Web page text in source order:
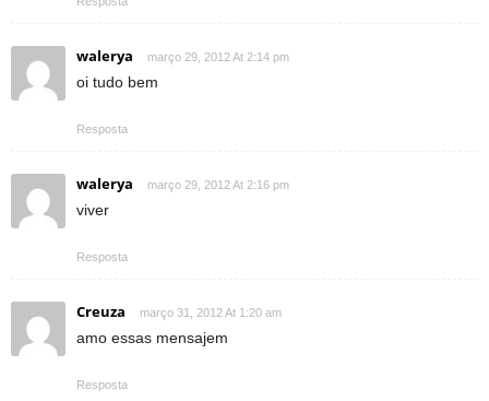
walerya março 29, 2012 At 2:14 pm
oi tudo bem
Resposta
walerya março 29, 2012 At 2:16 pm
viver
Resposta
Creuza março 31, 2012 At 1:20 am
amo essas mensajem
Resposta